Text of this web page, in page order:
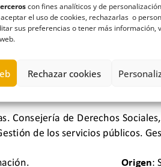
con fines analíticos y de
el uso de cookies, rechazarlas o
sus preferencias o tener más información,
Rechazar cookies